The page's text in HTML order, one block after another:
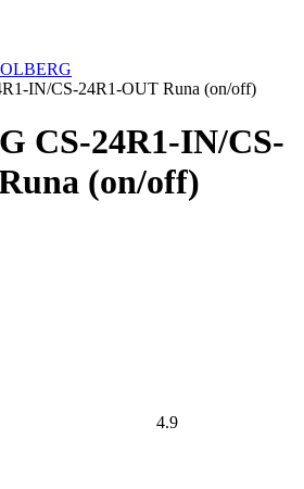
IN/CS-24R1-OUT Runa (on/off)
CS-24R1-IN/CS-
(on/off)
4.9